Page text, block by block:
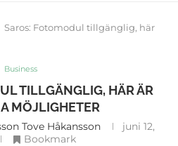
Saros: Fotomodul tillgänglig, här
Business
TILLGÄNGLIG, HÄR ÄR
MÖJLIGHETER
Tove Håkansson
juni 12,
Bookmark